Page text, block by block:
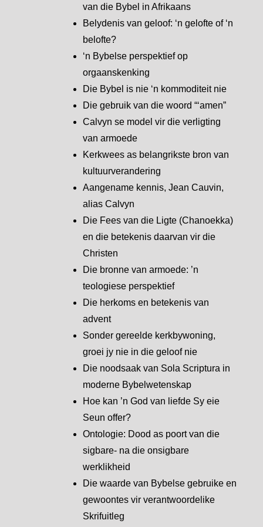
van die Bybel in Afrikaans
Belydenis van geloof: ‘n gelofte of ‘n
belofte?
‘n Bybelse perspektief op
orgaanskenking
Die Bybel is nie ‘n kommoditeit nie
Die gebruik van die woord “‘amen”
Calvyn se model vir die verligting
van armoede
Kerkwees as belangrikste bron van
kultuurverandering
Aangename kennis, Jean Cauvin,
alias Calvyn
Die Fees van die Ligte (Chanoekka)
en die betekenis daarvan vir die
Christen
Die bronne van armoede: ’n
teologiese perspektief
Die herkoms en betekenis van
advent
Sonder gereelde kerkbywoning,
groei jy nie in die geloof nie
Die noodsaak van Sola Scriptura in
moderne Bybelwetenskap
Hoe kan ’n God van liefde Sy eie
Seun offer?
Ontologie: Dood as poort van die
sigbare- na die onsigbare
werklikheid
Die waarde van Bybelse gebruike en
gewoontes vir verantwoordelike
Skrifuitleg